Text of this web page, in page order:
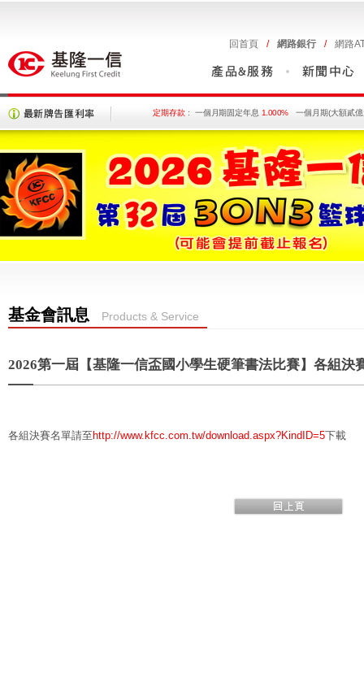
網路
/
網路銀行
/
回首頁
定期存款 : 一個月期固定年息 1.000% 一個月期(大額貳
1.200% 九個月期固定年息
三年期固定年息 1.550% 一個月期機動年息
三個月期機動年息1.030% 六個月期機動年息
二年期機動年息 1.685% 三年期機動年息
基金會訊息 Products & Service
2026第一屆【基隆一信盃國小學生硬筆書法比賽】各組決
各組決賽名單請至 http://www.kfcc.com.tw/download.aspx?KindID=5下載